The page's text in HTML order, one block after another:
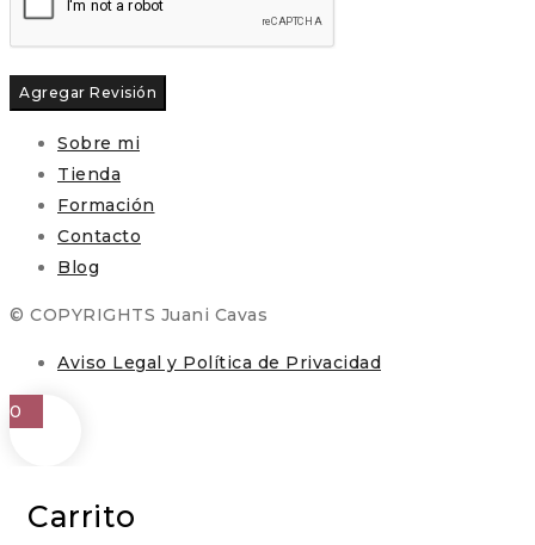
Sobre mi
Tienda
Formación
Contacto
Blog
© COPYRIGHTS Juani Cavas
Aviso Legal y Política de Privacidad
0
Carrito